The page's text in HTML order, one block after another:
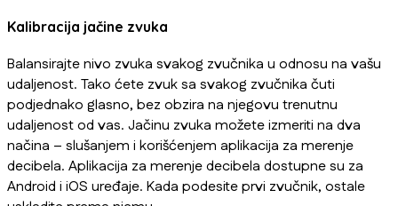
Kalibracija jačine zvuka
Balansirajte nivo zvuka svakog zvučnika u odnosu na vašu
udaljenost. Tako ćete zvuk sa svakog zvučnika čuti
podjednako glasno, bez obzira na njegovu trenutnu
udaljenost od vas. Jačinu zvuka možete izmeriti na dva
načina – slušanjem i korišćenjem aplikacija za merenje
decibela. Aplikacija za merenje decibela dostupne su za
Android i iOS uređaje. Kada podesite prvi zvučnik, ostale